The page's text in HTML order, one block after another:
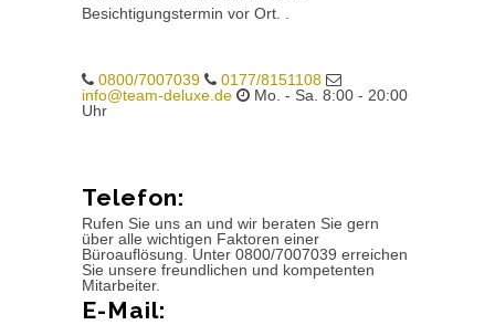
Besichtigungstermin vor Ort. .
0800/7007039
0177/8151108
info@team-deluxe.de
Mo. - Sa. 8:00 - 20:00
Uhr
Telefon:
Rufen Sie uns an und wir beraten Sie gern
über alle wichtigen Faktoren einer
Büroauflösung. Unter 0800/7007039 erreichen
Sie unsere freundlichen und kompetenten
Mitarbeiter.
E-Mail: